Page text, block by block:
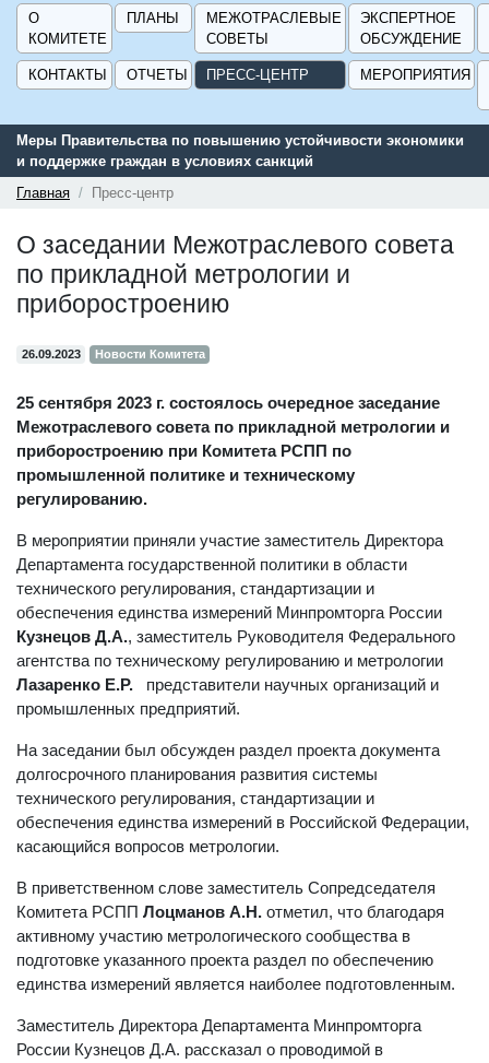
О
КОМИТЕТЕ
ПЛАНЫ
МЕЖОТРАСЛЕВЫЕ
СОВЕТЫ
ЭКСПЕРТНОЕ
ОБСУЖДЕНИЕ
КОНТАКТЫ ОТЧЕТЫ ПРЕСС-ЦЕНТР МЕРОПРИЯТИЯ
Меры Правительства по повышению устойчивости экономики
и поддержке граждан в условиях санкций
Главная Пресс-центр
О заседании Межотраслевого совета
по прикладной метрологии и
приборостроению
26.09.2023 Новости Комитета
25 сентября 2023 г. состоялось очередное заседание
Межотраслевого совета по прикладной метрологии и
приборостроению при Комитета РСПП по
промышленной политике и техническому
регулированию.
В мероприятии приняли участие заместитель Директора
Департамента государственной политики в области
технического регулирования, стандартизации и
обеспечения единства измерений Минпромторга России
Кузнецов Д.А., заместитель Руководителя Федерального
агентства по техническому регулированию и метрологии
Лазаренко Е.Р.
представители научных организаций и
промышленных предприятий.
На заседании был обсужден раздел проекта документа
долгосрочного планирования развития системы
технического регулирования, стандартизации и
обеспечения единства измерений в Российской Федерации,
касающийся вопросов метрологии.
В приветственном слове заместитель Сопредседателя
Комитета РСПП Лоцманов А.Н. отметил, что благодаря
активному участию метрологического сообщества в
подготовке указанного проекта раздел по обеспечению
единства измерений является наиболее подготовленным.
Заместитель Директора Департамента Минпромторга
России Кузнецов Д.А. рассказал о проводимой в